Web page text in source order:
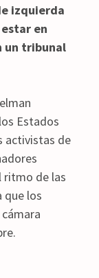
izquierda
en
un tribunal
Estados
activistas de
ritmo de las
que los